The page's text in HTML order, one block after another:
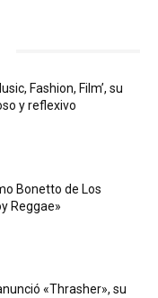
Fashion, Film’, su
y reflexivo
Bonetto de Los
Reggae»
«Thrasher», su